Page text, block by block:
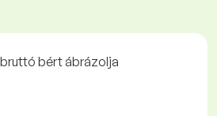
bért ábrázolja